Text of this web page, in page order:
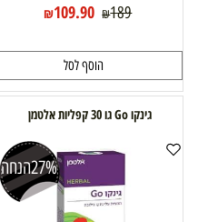
₪189
₪109.90
הוסף לסל
גינקו Go גו 30 קפליות אלטמן
27%הנחה